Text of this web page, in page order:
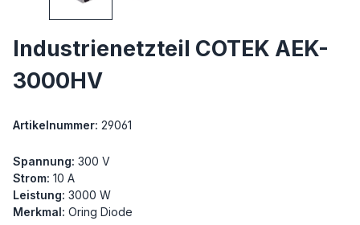
Industrienetzteil COTEK AEK-
3000HV
Artikelnummer: 29061
Spannung: 300 V
Strom: 10 A
Leistung: 3000 W
Merkmal: Oring Diode